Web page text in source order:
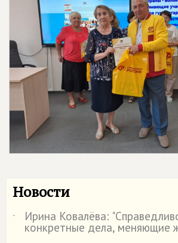
Новости
˙ Ирина Ковалёва:
конкретные дела, меняющие